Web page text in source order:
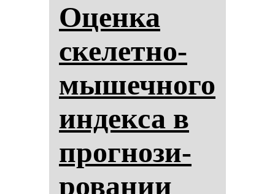
Оцен­ка
ске­лет­но-
мы­шеч­но­го
ин­дек­са в
прог­но­зи­
ро­ва­нии